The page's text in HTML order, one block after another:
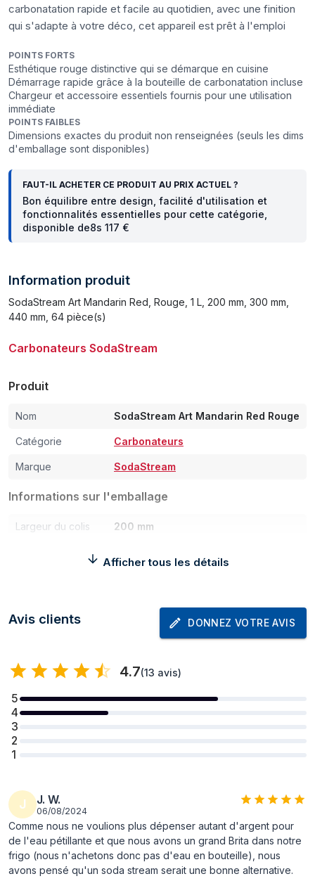
carbonatation rapide et facile au quotidien, avec une finition
qui s'adapte à votre déco, cet appareil est prêt à l'emploi
POINTS FORTS
Esthétique rouge distinctive qui se démarque en cuisine
Démarrage rapide grâce à la bouteille de carbonatation incluse
Chargeur et accessoire essentiels fournis pour une utilisation
immédiate
POINTS FAIBLES
Dimensions exactes du produit non renseignées (seuls les dims
d'emballage sont disponibles)
FAUT-IL ACHETER CE PRODUIT AU PRIX ACTUEL ?
Bon équilibre entre design, facilité d'utilisation et
fonctionnalités essentielles pour cette catégorie,
disponible de8s 117 €
Information produit
SodaStream Art Mandarin Red, Rouge, 1 L, 200 mm, 300 mm,
440 mm, 64 pièce(s)
Carbonateurs SodaStream
Produit
Nom SodaStream Art Mandarin Red Rouge
Catégorie Carbonateurs
Marque SodaStream
Informations sur l'emballage
Largeur du colis 200 mm
Profondeur du colis
incluse
Chargeur inclus
carbonateur
Volume de la
Couleur du produit
Données logistiques
Produits par palette 64 pièce(s)
Afficher tous les détails
Avis clients DONNEZ VOTRE AVIS
4.7(13 avis)
5
4
3
2
1
J J. W.
06/08/2024
Comme nous ne voulions plus dépenser autant d'argent pour
de l'eau pétillante et que nous avons un grand Brita dans notre
frigo (nous n'achetons donc pas d'eau en bouteille), nous
avons pensé qu'un soda stream serait une bonne alternative.